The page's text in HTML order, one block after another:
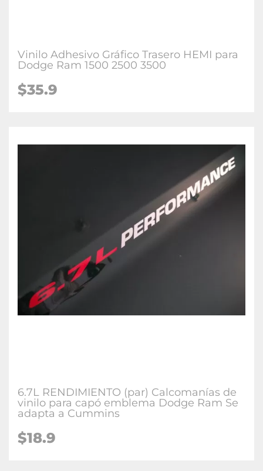
Vinilo Adhesivo Gráfico Trasero HEMI para
Dodge Ram 1500 2500 3500
$35.9
6.7L RENDIMIENTO (par) Calcomanías de
vinilo para capó emblema Dodge Ram Se
adapta a Cummins
$18.9